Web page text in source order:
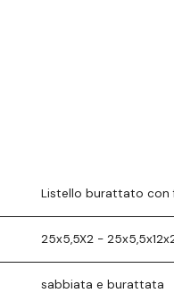
Listello burattato con
25x5,5X2 -
sabbiata e burattata